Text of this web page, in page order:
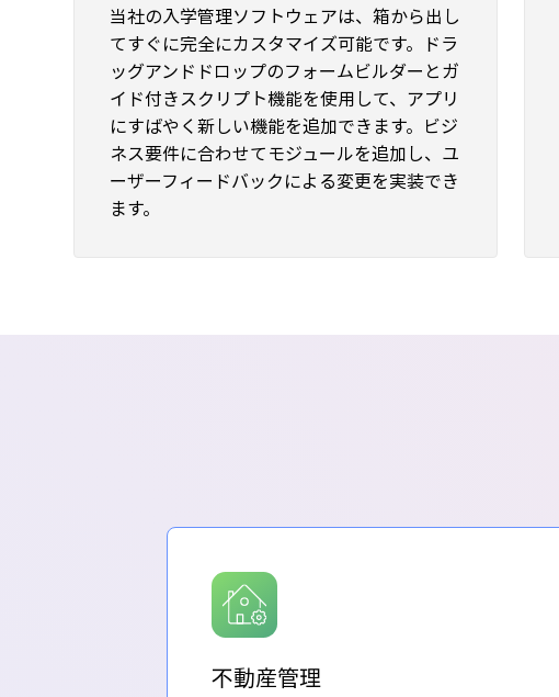
当社の入学管理ソフトウェアは、箱から出し
てすぐに完全にカスタマイズ可能です。ドラ
ッグアンドドロップのフォームビルダーとガ
イド付きスクリプト機能を使用して、アプリ
にすばやく新しい機能を追加できます。ビジ
ネス要件に合わせてモジュールを追加し、ユ
ーザーフィードバックによる変更を実装でき
ます。
不動産管理